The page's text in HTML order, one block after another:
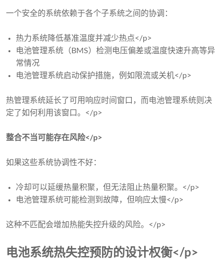
一个安全的系统依赖于各个子系统之间的协调：
热力系统降低基准温度并减少热点</p>
电池管理系统（BMS）检测电压偏差或温度快速升高等异
常情况
电池管理系统启动保护措施，例如限流或关机</p>
热管理系统延长了可用响应时间窗口，而电池管理系统则决
定了如何利用该窗口。</p>
整合不当可能存在风险</p>
如果这些系统协调性不好：
冷却可以延缓热量积聚，但无法阻止热量积聚。</p>
电池管理系统可能检测到故障，但响应太慢</p>
这种不匹配会增加热能失控升级的风险。</p>
电池系统热失控预防的设计权衡</p>